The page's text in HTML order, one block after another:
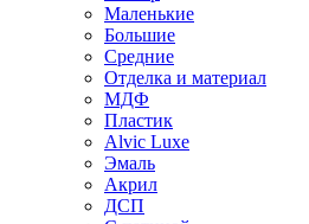
Маленькие
Большие
Средние
Отделка и материал
МДФ
Пластик
Alvic Luxe
Эмаль
Акрил
ДСП